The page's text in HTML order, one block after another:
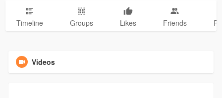
Timeline Groups Likes Friends
Videos